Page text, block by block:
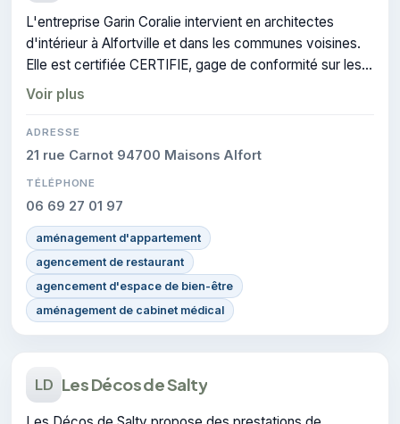
L'entreprise Garin Coralie intervient en architectes
d'intérieur à Alfortville et dans les communes voisines.
Elle est certifiée CERTIFIE, gage de conformité sur les
interventions réalisées.
Voir plus
ADRESSE
21 rue Carnot 94700 Maisons Alfort
TÉLÉPHONE
06 69 27 01 97
aménagement d'appartement
agencement de restaurant
agencement d'espace de bien-être
aménagement de cabinet médical
LD Les Décos de Salty